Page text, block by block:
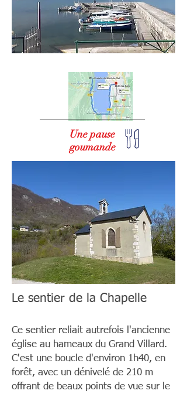
Une pause
goumande
Le sentier de la Chapelle
Ce sentier reliait autrefois l'ancienne
église au hameaux du Grand Villard.
C'est une boucle d'environ 1h40, en
forêt, avec un dénivelé de 210 m
offrant de beaux points de vue sur le